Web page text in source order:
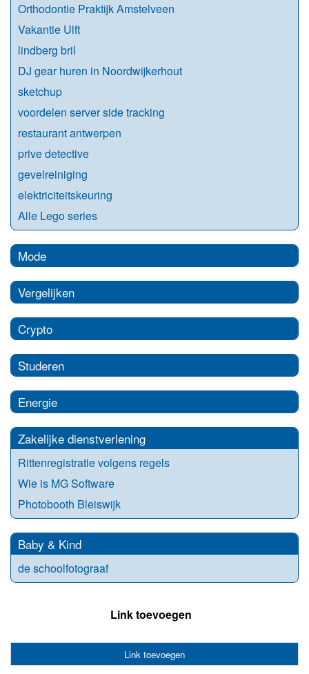
Orthodontie Praktijk Amstelveen
Vakantie Ulft
lindberg bril
DJ gear huren in Noordwijkerhout
sketchup
voordelen server side tracking
restaurant antwerpen
prive detective
gevelreiniging
elektriciteitskeuring
Alle Lego series
Mode
Vergelijken
Crypto
Studeren
Energie
Zakelijke dienstverlening
Rittenregistratie volgens regels
Wie is MG Software
Photobooth Bleiswijk
Baby & Kind
de schoolfotograaf
Link toevoegen
Link toevoegen